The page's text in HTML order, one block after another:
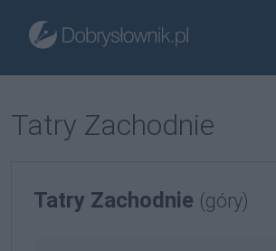
Tatry Zachodnie
Tatry Zachodnie (góry)